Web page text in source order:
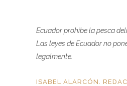
Ecuador prohíbe la pesca
Las leyes de Ecuador no
legalmente.
ISABEL ALARCÓN.